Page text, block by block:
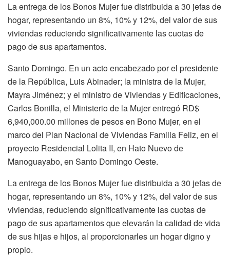
La entrega de los Bonos Mujer fue distribuida a 30 jefas de
hogar, representando un 8%, 10% y 12%, del valor de sus
viviendas reduciendo significativamente las cuotas de
pago de sus apartamentos.
Santo Domingo. En un acto encabezado por el presidente
de la República, Luis Abinader; la ministra de la Mujer,
Mayra Jiménez; y el ministro de Viviendas y Edificaciones,
Carlos Bonilla, el Ministerio de la Mujer entregó RD$
6,940,000.00 millones de pesos en Bono Mujer, en el
marco del Plan Nacional de Viviendas Familia Feliz, en el
proyecto Residencial Lolita II, en Hato Nuevo de
Manoguayabo, en Santo Domingo Oeste.
La entrega de los Bonos Mujer fue distribuida a 30 jefas de
hogar, representando un 8%, 10% y 12%, del valor de sus
viviendas, reduciendo significativamente las cuotas de
pago de sus apartamentos que elevarán la calidad de vida
de sus hijas e hijos, al proporcionarles un hogar digno y
propio.